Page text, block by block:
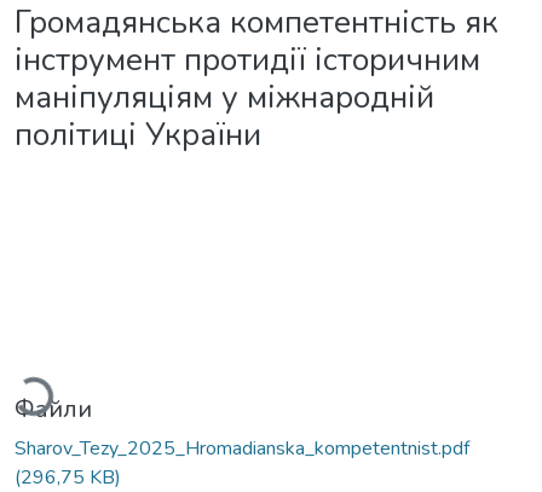
Громадянська компетентність як
інструмент протидії історичним
маніпуляціям у міжнародній
політиці України
Файли
Sharov_Tezy_2025_Hromadianska_kompetentnist.pdf
(296,75 KB)